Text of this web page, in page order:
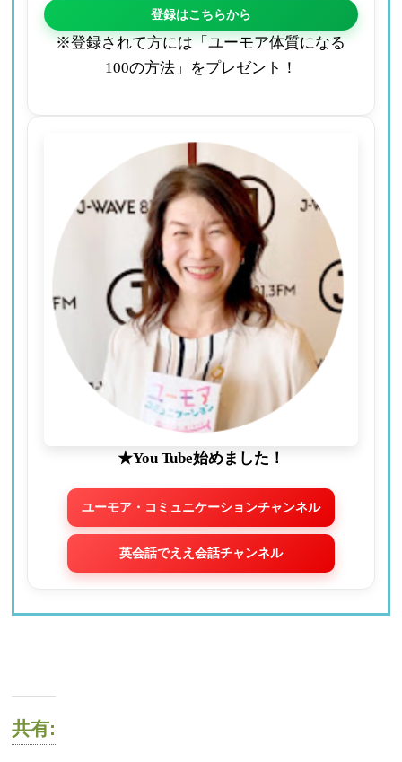
登録はこちらから
※登録されて方には「ユーモア体質になる
100の方法」をプレゼント！
★You Tube始めました！
ユーモア・コミュニケーションチャンネル
英会話でええ会話チャンネル
共有: